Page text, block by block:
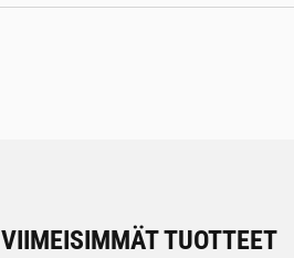
VIIMEISIMMÄT TUOTTEET